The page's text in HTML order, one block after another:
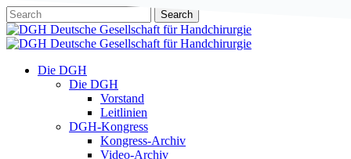
Skip
to
main
Search
Close
Search
Menu
Die DGH
Die DGH
Vorstand
Leitlinien
DGH-Kongress
Kongress-Archiv
Video-Archiv